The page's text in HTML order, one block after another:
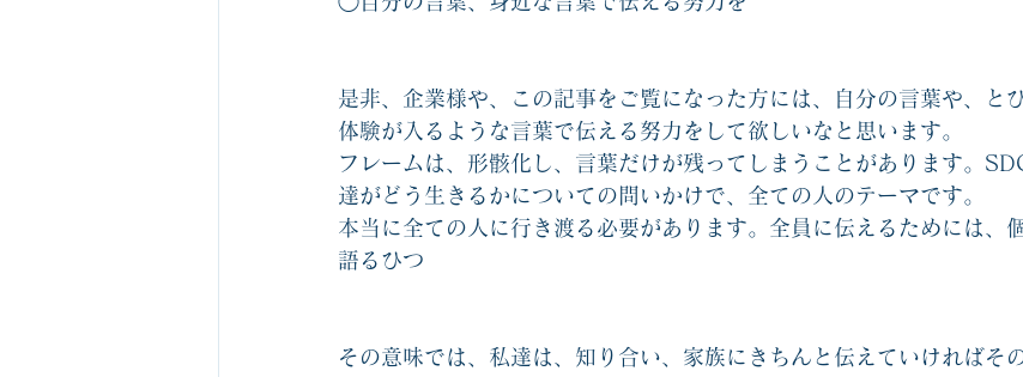
是非、企業様や、この記事をご覧になった方には、自分の言葉や、と
体験が入るような言葉で伝える努力をして欲しいなと思います。
フレームは、形骸化し、言葉だけが残ってしまうことがあります。
達がどう生きるかについての問いかけで、全ての人のテーマです。
本当に全ての人に行き渡る必要があります。全員に伝えるためには、
語るひつ
その意味では、私達は、知り合い、家族にきちんと伝えていければそ